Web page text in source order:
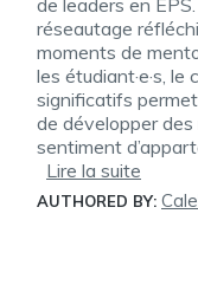
réseautage
moments de
les étudiant·e·s,
significatifs
de développer
sentiment
Lire la suite
AUTHORED BY: